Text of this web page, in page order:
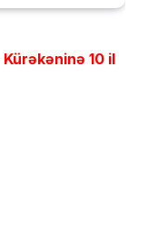
Kürəkəninə 10 il